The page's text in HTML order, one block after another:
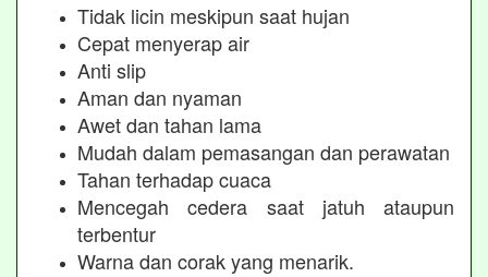
Tidak licin meskipun saat hujan
Cepat menyerap air
Anti slip
Aman dan nyaman
Awet dan tahan lama
Mudah dalam pemasangan dan perawatan
Tahan terhadap cuaca
Mencegah cedera saat jatuh ataupun
terbentur
Warna dan corak yang menarik.